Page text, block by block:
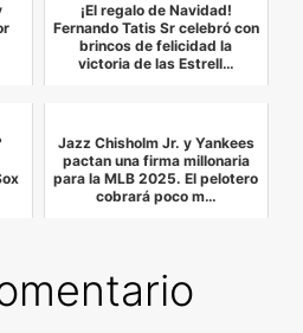
¡El regalo de Navidad!
Fernando Tatis Sr celebró con
brincos de felicidad la
victoria de las Estrell…
Jazz Chisholm Jr. y Yankees
pactan una firma millonaria
para la MLB 2025. El pelotero
cobrará poco m…